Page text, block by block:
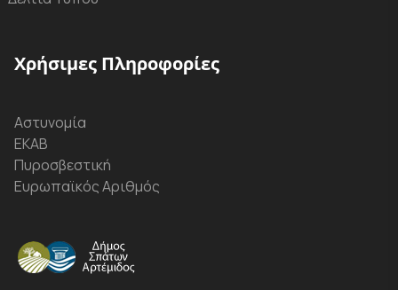
Χρήσιμες Πληροφορίες
Αστυνομία
ΕΚΑΒ
Πυροσβεστική
Ευρωπαϊκός Αριθμός